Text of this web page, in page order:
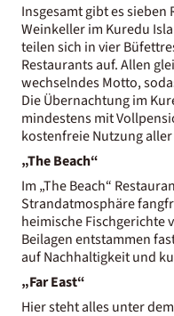
Insgesamt gibt es sieben
Weinkeller im Kuredu
teilen sich in vier
Restaurants auf. Allen
wechselndes Motto,
Die Übernachtung im
mindestens mit
kostenfreie Nutzung
„The Beach“
Im „The Beach“
Strandatmosphäre
heimische Fischgerichte
Beilagen entstammen
auf Nachhaltigkeit und
„Far East“
Hier steht alles unter